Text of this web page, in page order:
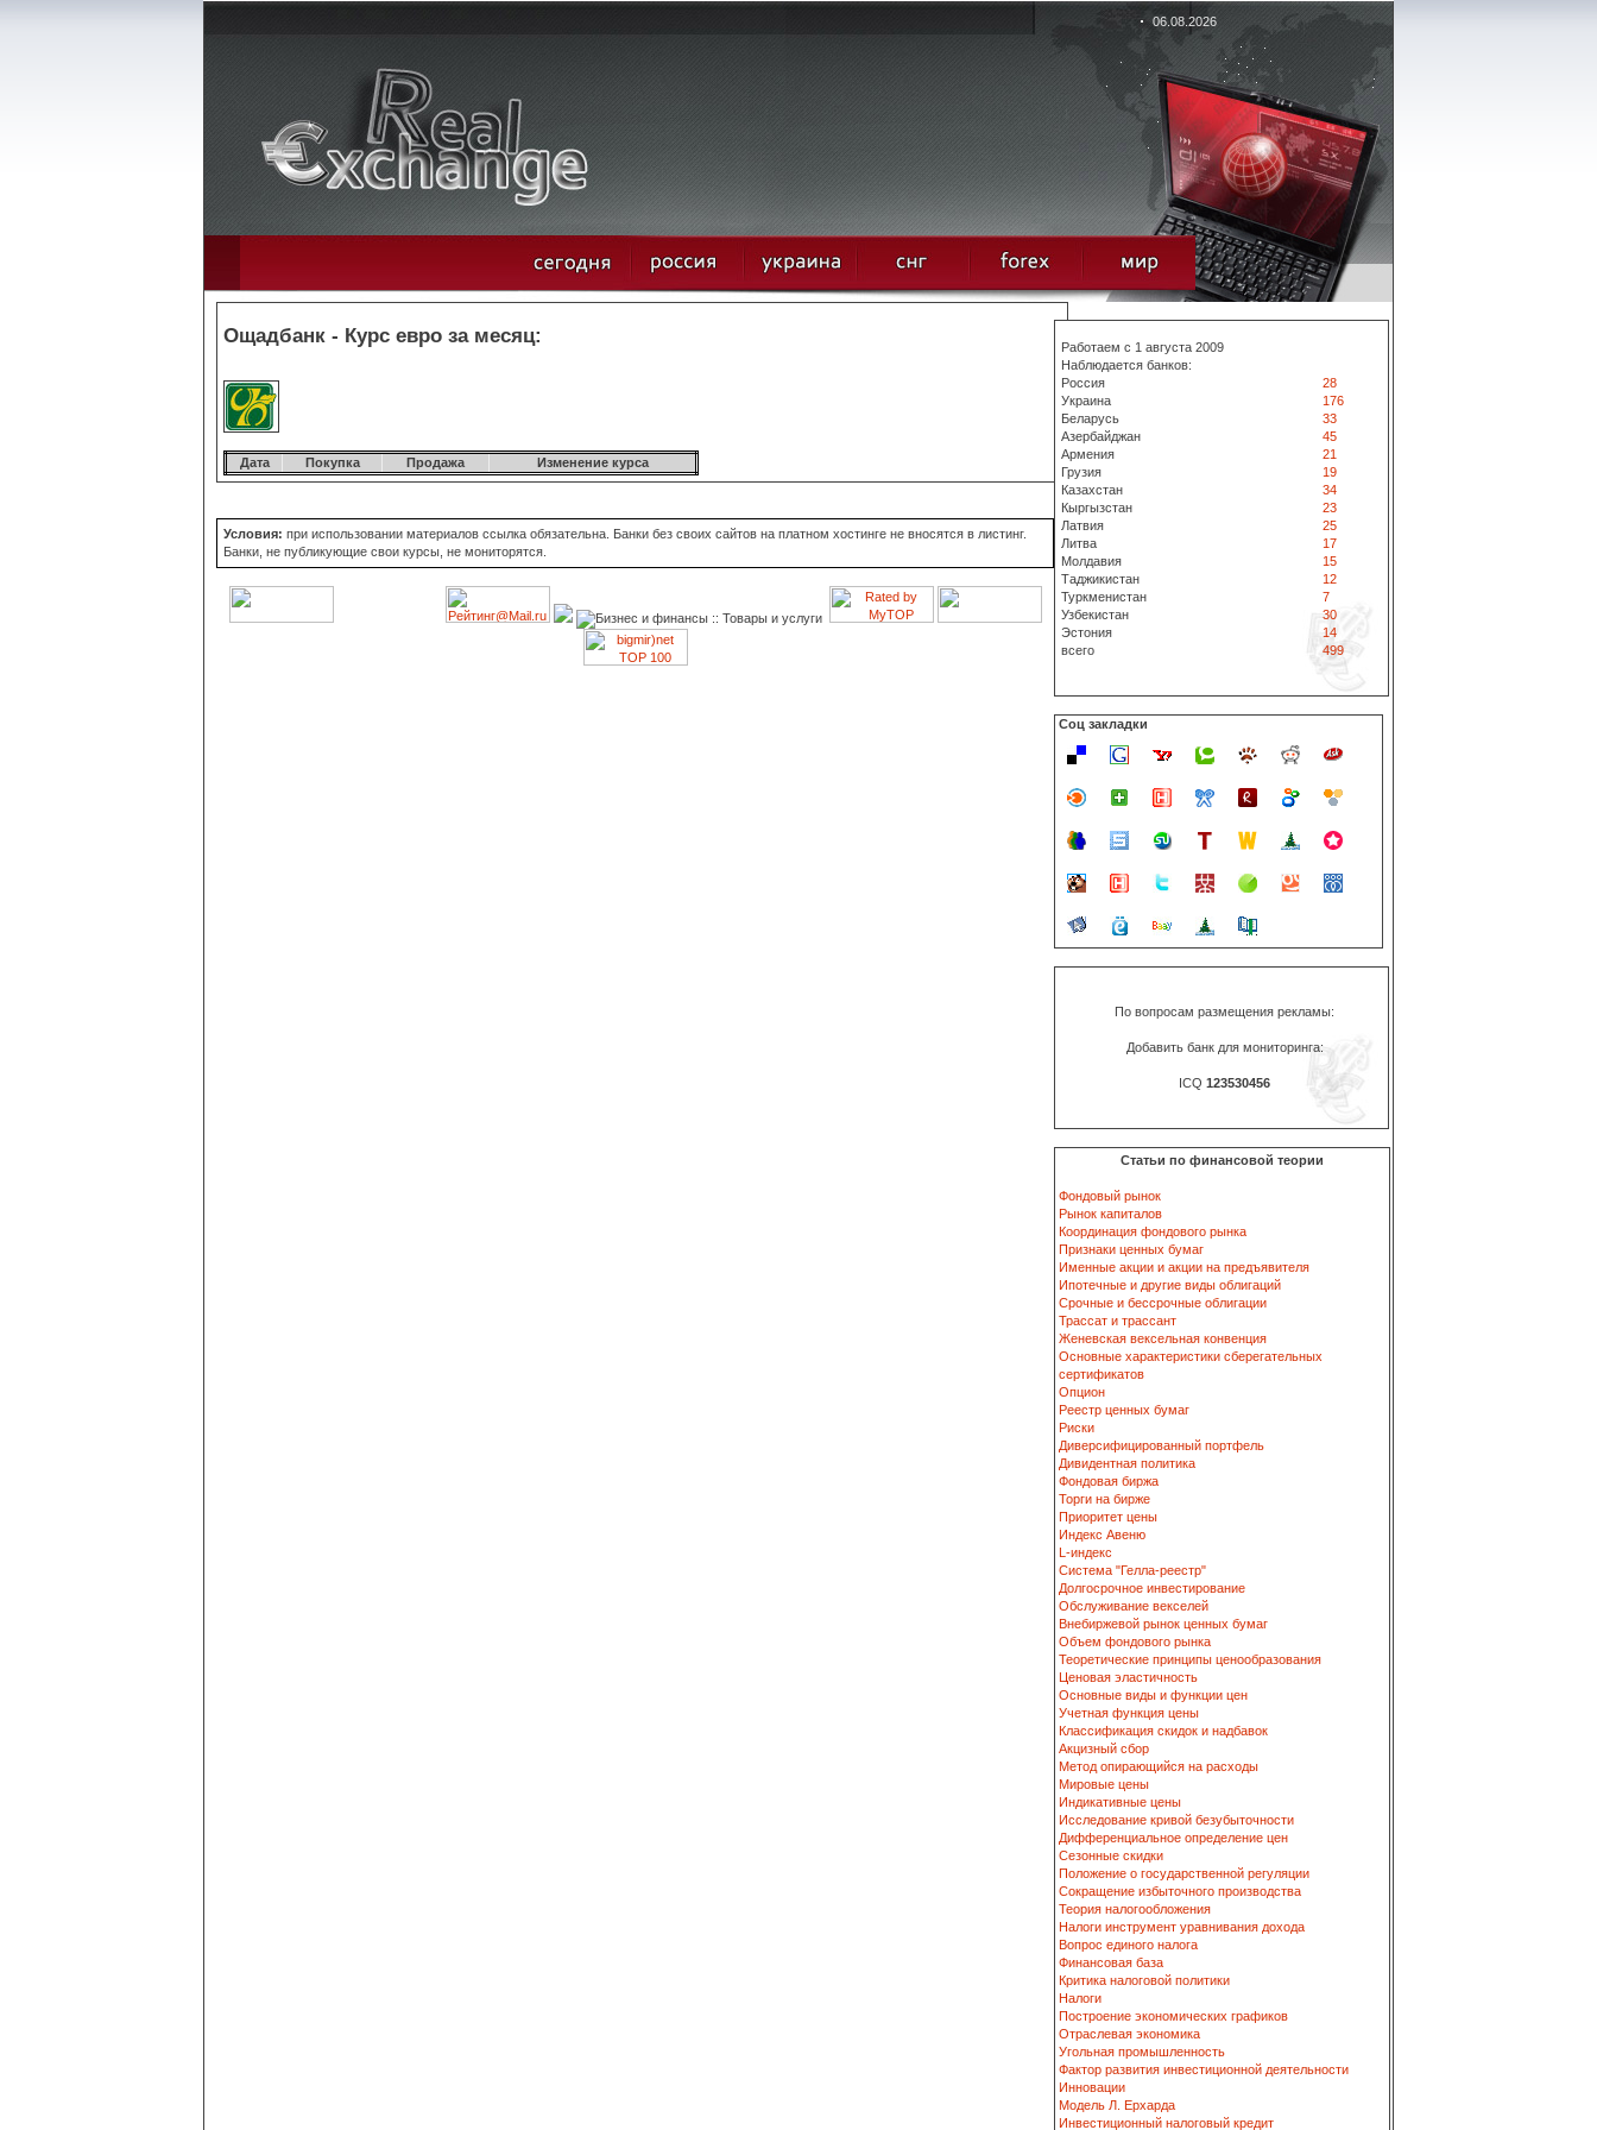
06.08.2026
Ощадбанк - Курс евро за месяц:
Дата Покупка Продажа Изменение курса
Условия: при использовании материалов ссылка обязательна. Банки без своих сайтов на платном хостинге не вносятся в листинг.
Банки, не публикующие свои курсы, не мониторятся.
Работаем с 1 августа 2009
Наблюдается банков:
Россия
28
Украина
176
Беларусь
33
Азербайджан
45
Армения
21
Грузия
19
Казахстан
34
Кыргызстан
23
Латвия
25
Литва
17
Молдавия
15
Таджикистан
12
Туркменистан
7
Узбекистан
30
Эстония
14
всего
499
Соц закладки
По вопросам размещения рекламы:
Добавить банк для мониторинга:
ICQ 123530456
Статьи по финансовой теории
Фондовый рынок
Рынок капиталов
Координация фондового рынка
Признаки ценных бумаг
Именные акции и акции на предъявителя
Ипотечные и другие виды облигаций
Срочные и бессрочные облигации
Трассат и трассант
Женевская вексельная конвенция
Основные характеристики сберегательных
сертификатов
Опцион
Реестр ценных бумаг
Риски
Диверсифицированный портфель
Дивидентная политика
Фондовая биржа
Торги на бирже
Приоритет цены
Индекс Авеню
L-индекс
Система "Гелла-реестр"
Долгосрочное инвестирование
Обслуживание векселей
Внебиржевой рынок ценных бумаг
Объем фондового рынка
Теоретические принципы ценообразования
Ценовая эластичность
Основные виды и функции цен
Учетная функция цены
Классификация скидок и надбавок
Акцизный сбор
Метод опирающийся на расходы
Мировые цены
Индикативные цены
Исследование кривой безубыточности
Дифференциальное определение цен
Сезонные скидки
Положение о государственной регуляции
Сокращение избыточного производства
Теория налогообложения
Налоги инструмент уравнивания дохода
Вопрос единого налога
Финансовая база
Критика налоговой политики
Налоги
Построение экономических графиков
Отраслевая экономика
Угольная промышленность
Фактор развития инвестиционной деятельности
Инновации
Модель Л. Ерхарда
Инвестиционный налоговый кредит